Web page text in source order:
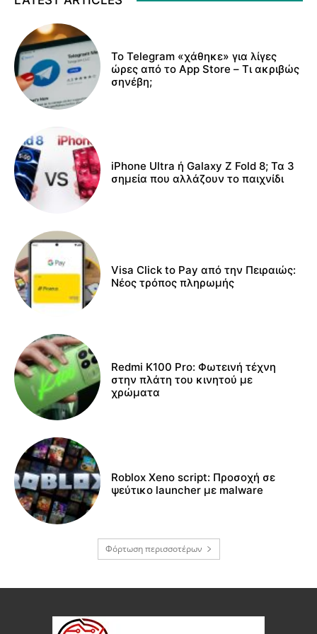
Το Telegram «χάθηκε» για λίγες
ώρες από το App Store – Τι ακριβώς
σηνέβη;
iPhone Ultra ή Galaxy Z Fold 8; Τα 3
σημεία που αλλάζουν το παιχνίδι
Visa Click to Pay από την Πειραιώς:
Νέος τρόπος πληρωμής
Redmi K100 Pro: Φωτεινή τέχνη
στην πλάτη του κινητού με
χρώματα
Roblox Xeno script: Προσοχή σε
ψεύτικο launcher με malware
Φόρτωση περισσοτέρων